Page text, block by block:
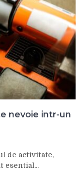
nevoie intr-un
de activitate,
esential...